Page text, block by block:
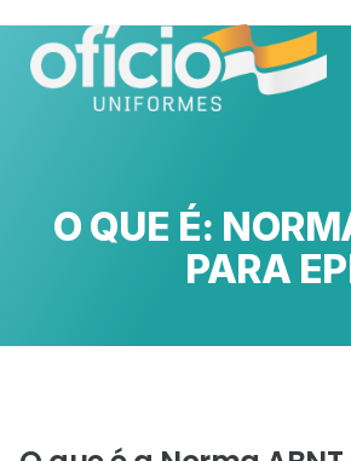
O QUE É:
PARA